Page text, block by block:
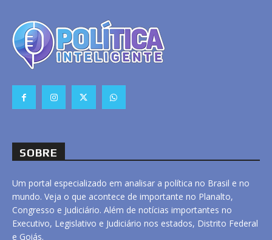
SOBRE
Um portal especializado em analisar a política no Brasil e no
mundo. Veja o que acontece de importante no Planalto,
Congresso e Judiciário. Além de notícias importantes no
Executivo, Legislativo e Judiciário nos estados, Distrito Federal
e Goiás.